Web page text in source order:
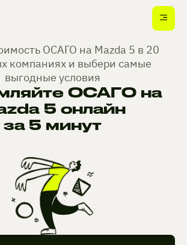
ОСАГО на Mazda 5 в 20
компаниях и выбери самые
выгодные условия
ОСАГО на
5 онлайн
за 5 минут